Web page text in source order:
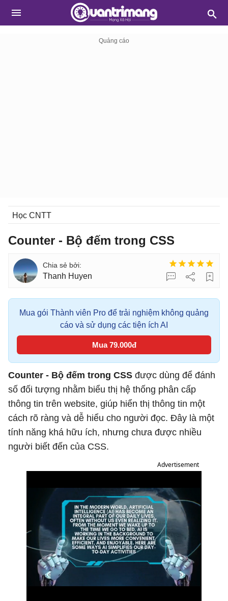
Học CNTT
Counter - Bộ đếm trong CSS
Thanh Huyen
Mua gói Thành viên Pro để trải nghiệm không quảng
cáo và sử dụng các tiện ích AI
Mua 79.000đ
Counter - Bộ đếm trong CSS được dùng để đánh
số đối tượng nhằm biểu thị hệ thống phân cấp
thông tin trên website, giúp hiển thị thông tin một
cách rõ ràng và dễ hiểu cho người đọc. Đây là một
tính năng khá hữu ích, nhưng chưa được nhiều
người biết đến của CSS.
Advertisement